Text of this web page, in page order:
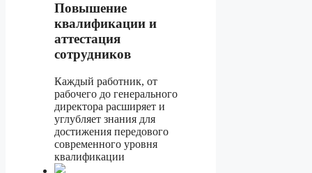
Повышение
квалификации и
аттестация
сотрудников
Каждый работник, от
рабочего до генерального
директора расширяет и
углубляет знания для
достижения передового
современного уровня
квалификации